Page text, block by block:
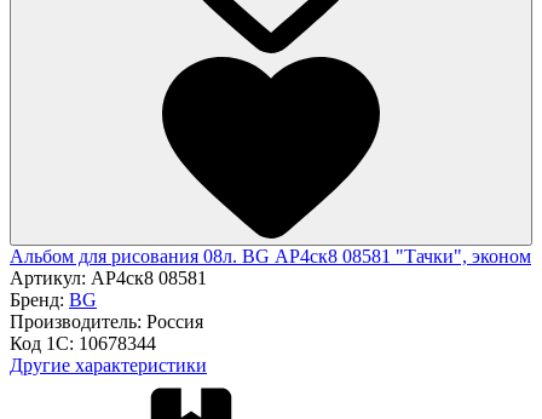
Альбом для рисования 08л. BG АР4ск8 08581 "Тачки", эконом
Артикул: АР4ск8 08581
Бренд: BG
Производитель: Россия
Код 1С: 10678344
Другие характеристики